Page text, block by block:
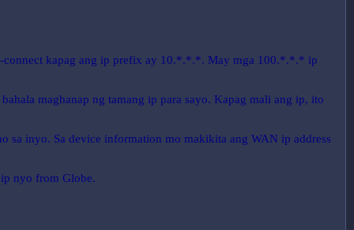
connect kapag ang ip prefix ay 10.*.*.*. May mga 100.*.*.* ip
maghanap ng tamang ip para sayo. Kapag mali ang ip, ito
sa inyo. Sa device information mo makikita ang WAN ip address
nyo from Globe.